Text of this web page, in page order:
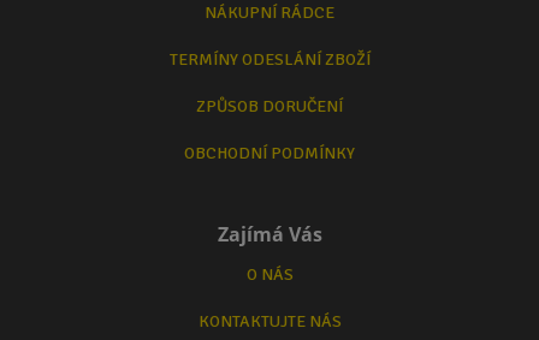
NÁKUPNÍ RÁDCE
TERMÍNY ODESLÁNÍ ZBOŽÍ
ZPŮSOB DORUČENÍ
OBCHODNÍ PODMÍNKY
Zajímá Vás
O NÁS
KONTAKTUJTE NÁS